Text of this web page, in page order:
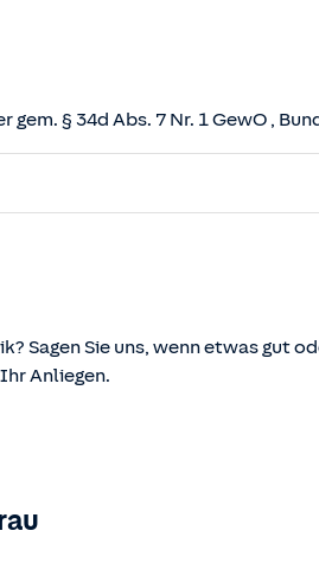
§ 34d Abs. 7 Nr. 1 GewO ,
(VVG)
(VAG)
und -beratung
Sagen Sie uns, wenn etwas gut
Anliegen.